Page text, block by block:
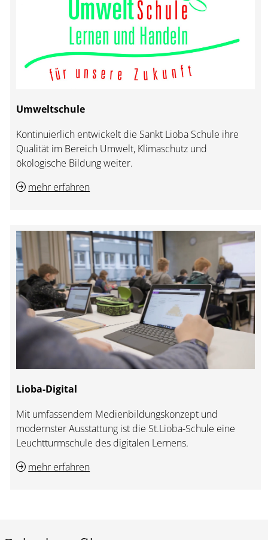
Umweltschule
Kontinuierlich entwickelt die Sankt Lioba Schule ihre
Qualität im Bereich Umwelt, Klimaschutz und
ökologische Bildung weiter.
mehr erfahren
Lioba-Digital
Mit umfassendem Medienbildungskonzept und
modernster Ausstattung ist die St.Lioba-Schule eine
Leuchtturmschule des digitalen Lernens.
mehr erfahren